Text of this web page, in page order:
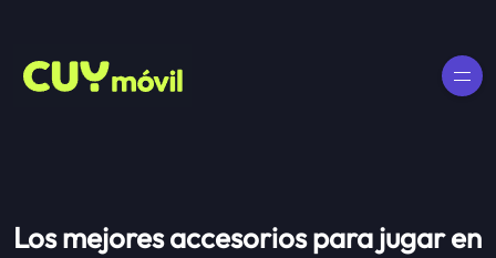
Los mejores accesorios para jugar en